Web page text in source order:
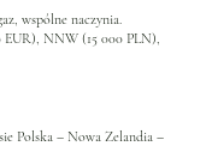
wspólne naczynia.
EUR), NNW (15 000 PLN),
Polska – Nowa Zelandia –